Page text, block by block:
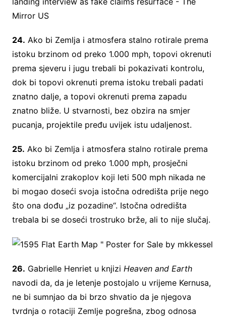
24. Ako bi Zemlja i atmosfera stalno rotirale prema
istoku brzinom od preko 1.000 mph, topovi okrenuti
prema sjeveru i jugu trebali bi pokazivati kontrolu,
dok bi topovi okrenuti prema istoku trebali padati
znatno dalje, a topovi okrenuti prema zapadu
znatno bliže. U stvarnosti, bez obzira na smjer
pucanja, projektile pređu uvijek istu udaljenost.
25. Ako bi Zemlja i atmosfera stalno rotirale prema
istoku brzinom od preko 1.000 mph, prosječni
komercijalni zrakoplov koji leti 500 mph nikada ne
bi mogao doseći svoja istočna odredišta prije nego
što ona dođu „iz pozadine“. Istočna odredišta
trebala bi se doseći trostruko brže, ali to nije slučaj.
26. Gabrielle Henriet u knjizi Heaven and Earth
navodi da, da je letenje postojalo u vrijeme Kernusa,
ne bi sumnjao da bi brzo shvatio da je njegova
tvrdnja o rotaciji Zemlje pogrešna, zbog odnosa